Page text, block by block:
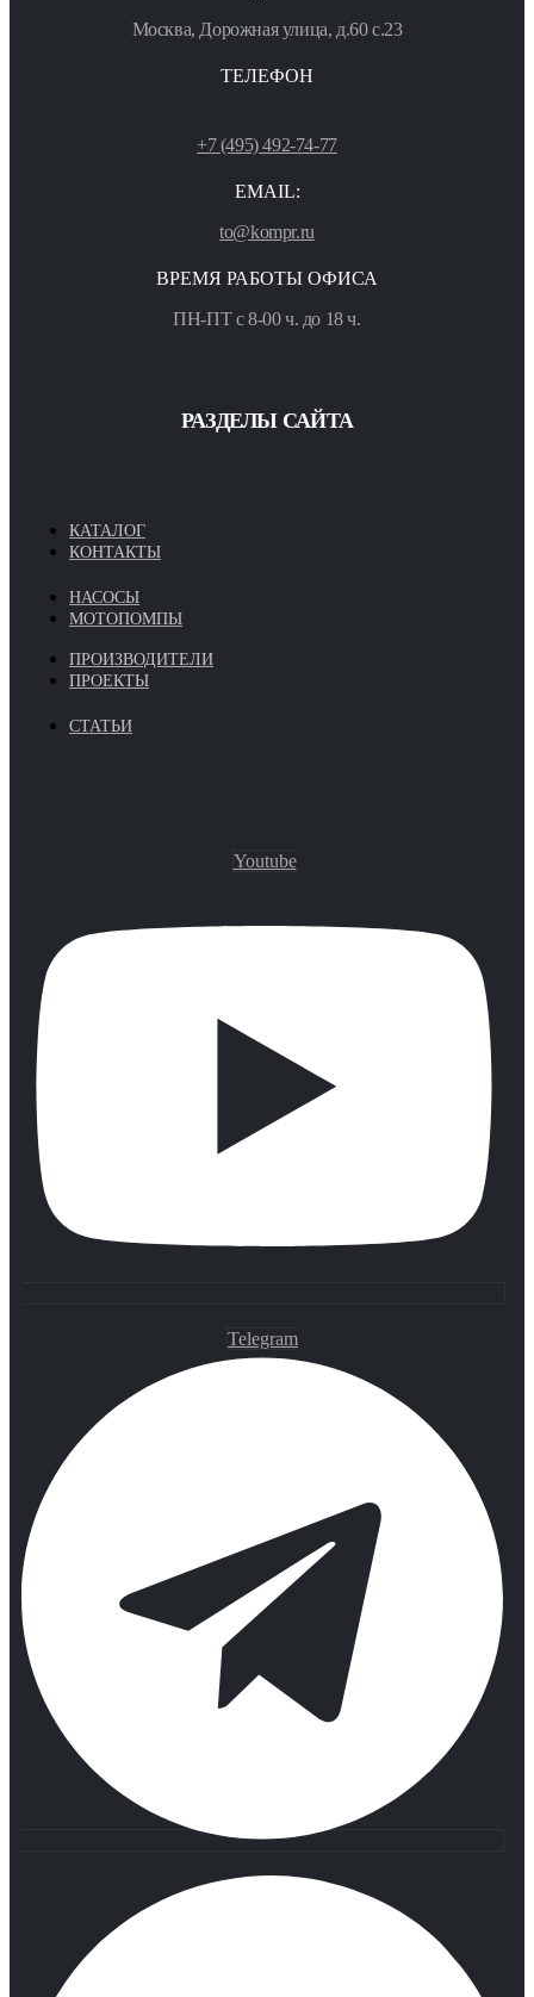
Москва, Дорожная улица, д.60 с.23
ТЕЛЕФОН
+7 (495) 492-74-77
EMAIL:
to@kompr.ru
ВРЕМЯ РАБОТЫ ОФИСА
ПН-ПТ с 8-00 ч. до 18 ч.
РАЗДЕЛЫ САЙТА
КАТАЛОГ
КОНТАКТЫ
НАСОСЫ
МОТОПОМПЫ
ПРОИЗВОДИТЕЛИ
ПРОЕКТЫ
СТАТЬИ
Youtube
Telegram